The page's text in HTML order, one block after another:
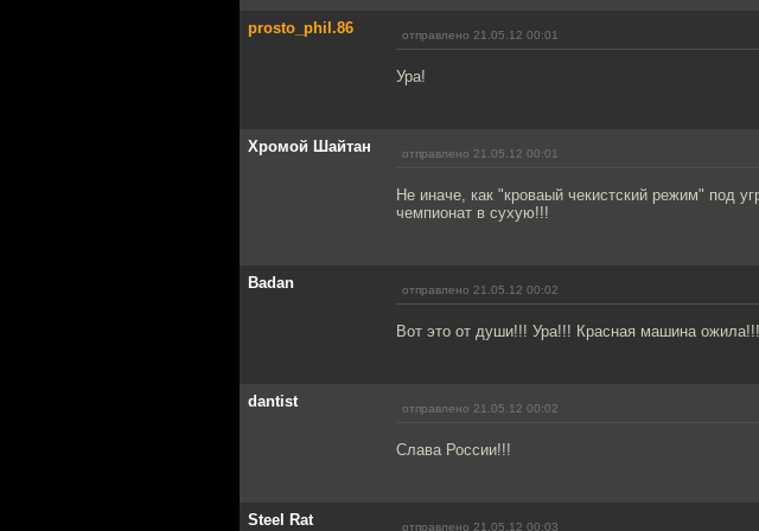
prosto_phil.86 отправлено 21.05.12 00:01
Ура!
Хромой Шайтан отправлено 21.05.12 00:01
Не иначе, как "кроваый чекистский режим" под
чемпионат в сухую!!!
Badan отправлено 21.05.12 00:02
Вот это от души!!! Ура!!! Красная машина
dantist отправлено 21.05.12 00:02
Слава России!!!
Steel Rat отправлено 21.05.12 00:03